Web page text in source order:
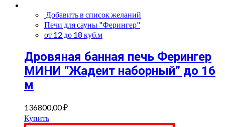
Добавить в список желаний
Печи для сауны "Ферингер"
от 12 до 18 куб.м
Дровяная банная печь Ферингер
МИНИ “Жадеит наборный” до 16
м
136800,00₽
Купить